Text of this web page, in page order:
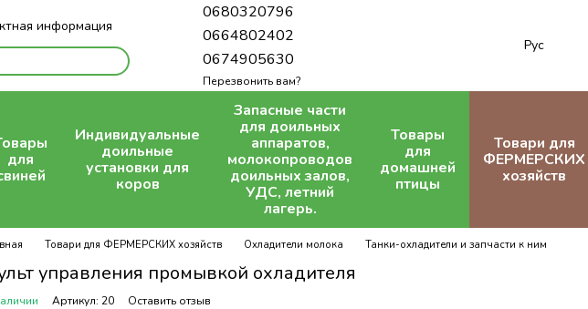
информация
0680320796
0664802402
0674905630
Перезвонить вам?
Рус
для
Индивидуальные
доильные
установки для
коров
Запасные части
для доильных
аппаратов,
молокопроводов
доильных залов,
УДС, летний
лагерь.
Товары
для
домашней
птицы
Товари для
ФЕРМЕРСКИХ
хозяйств
Товари для ФЕРМЕРСКИХ хозяйств Охладители молока Танки-охладители и запчасти к ним
управления промывкой охладителя
Артикул: 20 Оставить отзыв